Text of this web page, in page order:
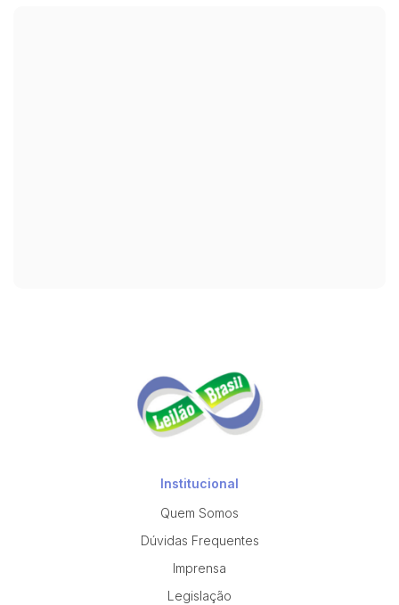
Institucional
Quem Somos
Dúvidas Frequentes
Imprensa
Legislação